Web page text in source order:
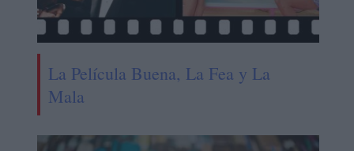
La Película Buena, La Fea y La
Mala